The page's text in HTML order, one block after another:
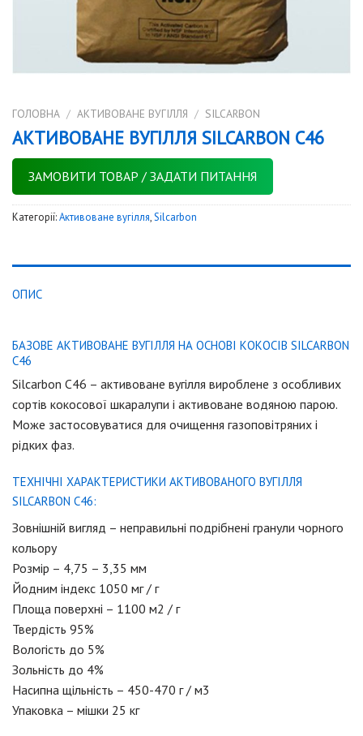
ГОЛОВНА / АКТИВОВАНЕ ВУГІЛЛЯ / SILCARBON
АКТИВОВАНЕ ВУГІЛЛЯ SILCARBON C46
ЗАМОВИТИ ТОВАР / ЗАДАТИ ПИТАННЯ
Категорії:Активоване вугілля,Silcarbon
ОПИС
БАЗОВЕ АКТИВОВАНЕ ВУГІЛЛЯ НА ОСНОВІ КОКОСІВ SILCARBON
C46
Silcarbon C46 – активоване вугілля виробленe з особливих
сортів кокосової шкаралупи і активоване водяною парою.
Може застосовуватися для очищення газоповітряних і
рідких фаз.
ТЕХНІЧНІ ХАРАКТЕРИСТИКИ АКТИВОВАНОГО ВУГІЛЛЯ
SILCARBON C46:
Зовнішній вигляд – неправильні подрібнені гранули чорного
кольору
Розмір – 4,75 – 3,35 мм
Йодним індекс 1050 мг / г
Площа поверхні – 1100 м2 / г
Твердість 95%
Вологість до 5%
Зольність до 4%
Насипна щільність – 450-470 г / м3
Упаковка – мішки 25 кг